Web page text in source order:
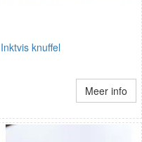
Inktvis knuffel
Meer info